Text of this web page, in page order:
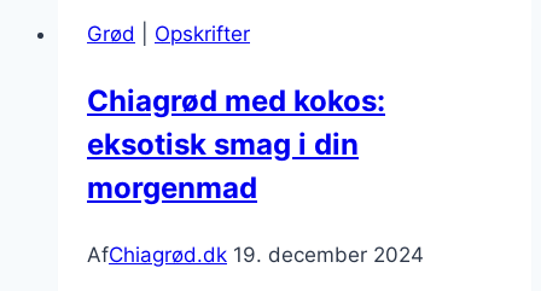
mango
Grød Opskrifter
Chiagrød med kokos:
eksotisk smag i din
morgenmad
AfChiagrød.dk 19. december 2024